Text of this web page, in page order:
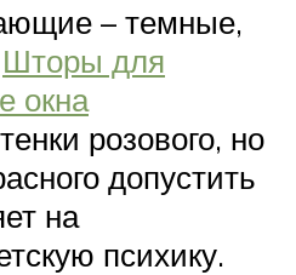
– темные,
Шторы для
окна
розового, но
допустить
на
психику.